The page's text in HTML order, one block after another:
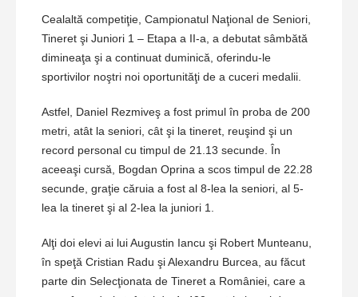
Cealaltă competiţie, Campionatul Naţional de Seniori,
Tineret şi Juniori 1 – Etapa a II-a, a debutat sâmbătă
dimineaţa şi a continuat duminică, oferindu-le
sportivilor noştri noi oportunităţi de a cuceri medalii.
Astfel, Daniel Rezmiveş a fost primul în proba de 200
metri, atât la seniori, cât şi la tineret, reuşind şi un
record personal cu timpul de 21.13 secunde. În
aceeaşi cursă, Bogdan Oprina a scos timpul de 22.28
secunde, graţie căruia a fost al 8-lea la seniori, al 5-
lea la tineret şi al 2-lea la juniori 1.
Alţi doi elevi ai lui Augustin Iancu şi Robert Munteanu,
în speţă Cristian Radu şi Alexandru Burcea, au făcut
parte din Selecţionata de Tineret a României, care a